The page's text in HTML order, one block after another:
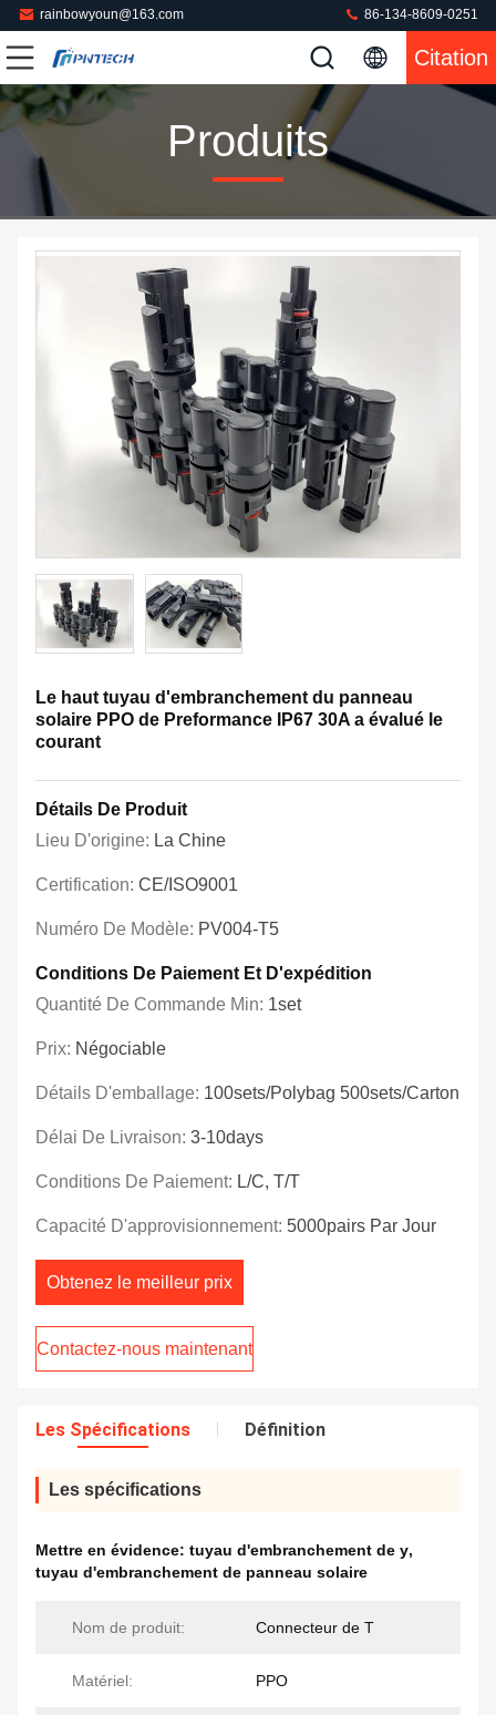
rainbowyoun@163.com 86-134-8609-0251
Citation
Produits
Le haut tuyau d'embranchement du panneau
solaire PPO de Preformance IP67 30A a évalué le
courant
Détails De Produit
Lieu D'origine: La Chine
Certification: CE/ISO9001
Numéro De Modèle: PV004-T5
Conditions De Paiement Et D'expédition
Quantité De Commande Min: 1set
Prix: Négociable
Détails D'emballage: 100sets/polybag 500sets/carton
Délai De Livraison: 3-10days
Conditions De Paiement: L/C, T/T
Capacité D'approvisionnement: 5000pairs Par Jour
Obtenez le meilleur prix
Contactez-nous maintenant
Les Spécifications Définition
Les spécifications
Mettre en évidence: tuyau d'embranchement de y,
tuyau d'embranchement de panneau solaire
Nom de produit: Connecteur de T
Matériel: PPO